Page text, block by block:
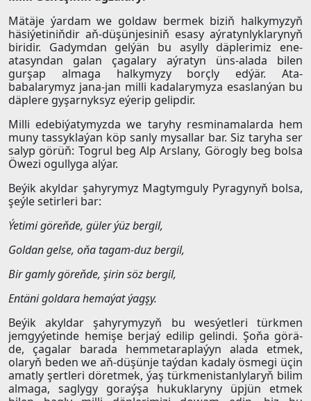
Mätäje ýardam we goldaw bermek biziň halkymyzyň
häsiýetiniňdir aň-düşünjesiniň esasy aýratynlyklarynyň
biridir. Gadymdan gelýän bu asylly däplerimiz ene-
atasyndan galan çagalary aýratyn üns-alada bilen
gurşap almaga halkymyzy borçly edýär. Ata-
babalarymyz jana-jan milli kadalarymyza esaslanýan bu
däplere gyşarnyksyz eýerip gelipdir.
Milli edebiýatymyzda we taryhy resminamalarda hem
muny tassyklaýan köp sanly mysallar bar. Siz taryha ser
salyp görüň: Togrul beg Alp Arslany, Görogly beg bolsa
Öwezi ogullyga alýar.
Beýik akyldar şahyrymyz Magtymguly Pyragynyň bolsa,
şeýle setirleri bar:
Ýetimi göreňde, güler ýüz bergil,
Goldan gelse, oňa tagam-duz bergil,
Bir gamly göreňde, şirin söz bergil,
Entäni goldara hemaýat ýagşy.
Beýik akyldar şahyrymyzyň bu wesýetleri türkmen
jemgyýetinde hemişe berjaý edilip gelindi. Şoňa görä-
de, çagalar barada hemmetaraplaýyn alada etmek,
olaryň beden we aň-düşünje taýdan kadaly ösmegi üçin
amatly şertleri döretmek, ýaş türkmenistanlylaryň bilim
almaga, saglygy goraýşa hukuklaryny üpjün etmek